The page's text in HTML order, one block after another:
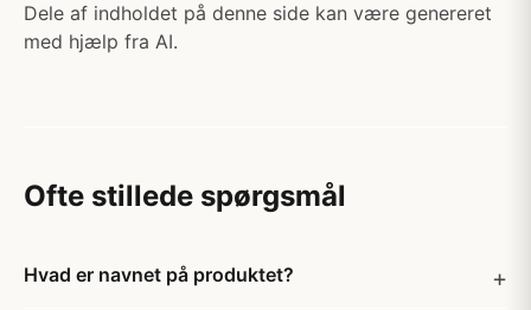
Dele af indholdet på denne side kan være genereret
med hjælp fra AI.
Ofte stillede spørgsmål
Hvad er navnet på produktet?